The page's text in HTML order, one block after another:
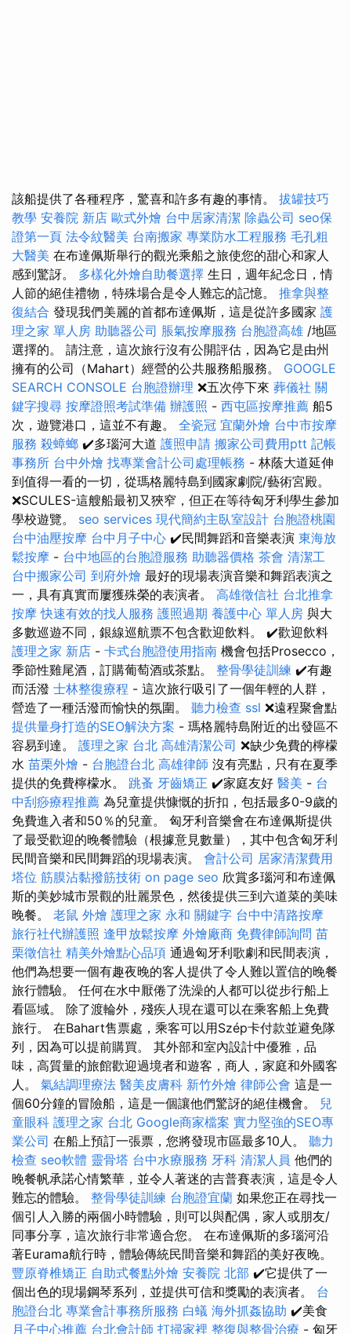
該船提供了各種程序，驚喜和許多有趣的事情。 拔罐技巧
教學 安養院 新店 歐式外燴 台中居家清潔 除蟲公司 seo保
證第一頁 法令紋醫美 台南搬家 專業防水工程服務 毛孔粗
大醫美 在布達佩斯舉行的觀光乘船之旅使您的甜心和家人
感到驚訝。 多樣化外燴自助餐選擇 生日，週年紀念日，情
人節的絕佳禮物，特殊場合是令人難忘的記憶。 推拿與整
復結合 發現我們美麗的首都布達佩斯，這是從許多國家 護
理之家 單人房 助聽器公司 脹氣按摩服務 台胞證高雄 /地區
選擇的。 請注意，這次旅行沒有公開評估，因為它是由州
擁有的公司（Mahart）經營的公共服務船服務。 GOOGLE
SEARCH CONSOLE 台胞證辦理 ❌五次停下來 葬儀社 關
鍵字搜尋 按摩證照考試準備 辦護照 - 西屯區按摩推薦 船5
次，遊覽港口，這並不有趣。 全瓷冠 宜蘭外燴 台中市按摩
服務 殺蟑螂 ✔️多瑙河大道 護照申請 搬家公司費用ptt 記帳
事務所 台中外燴 找專業會計公司處理帳務 - 林蔭大道延伸
到值得一看的一切，從瑪格麗特島到國家劇院/藝術宮殿。
❌SCULES-這艘船最初又狹窄，但正在等待匈牙利學生參加
學校遊覽。 seo services 現代簡約主臥室設計 台胞證桃園
台中油壓按摩 台中月子中心 ✔️民間舞蹈和音樂表演 東海放
鬆按摩 - 台中地區的台胞證服務 助聽器價格 茶會 清潔工
台中搬家公司 到府外燴 最好的現場表演音樂和舞蹈表演之
一，具有真實而屢獲殊榮的表演者。 高雄徵信社 台北推拿
按摩 快速有效的找人服務 護照過期 養護中心 單人房 與大
多數巡遊不同，銀線巡航票不包含歡迎飲料。 ✔️歡迎飲料
護理之家 新店 - 卡式台胞證使用指南 機會包括Prosecco，
季節性雞尾酒，訂購葡萄酒或茶點。 整骨學徒訓練 ✔️有趣
而活潑 士林整復療程 - 這次旅行吸引了一個年輕的人群，
營造了一種活潑而愉快的氛圍。 聽力檢查 ssl ❌遠程聚會點
提供量身打造的SEO解決方案 - 瑪格麗特島附近的出發區不
容易到達。 護理之家 台北 高雄清潔公司 ❌缺少免費的檸檬
水 苗栗外燴 - 台胞證台北 高雄律師 沒有亮點，只有在夏季
提供的免費檸檬水。 跳蚤 牙齒矯正 ✔️家庭友好 醫美 - 台
中刮痧療程推薦 為兒童提供慷慨的折扣，包括最多0-9歲的
免費進入者和50％的兒童。 匈牙利音樂會在布達佩斯提供
了最受歡迎的晚餐體驗（根據意見數量），其中包含匈牙利
民間音樂和民間舞蹈的現場表演。 會計公司 居家清潔費用
塔位 筋膜沾黏撥筋技術 on page seo 欣賞多瑙河和布達佩
斯的美妙城市景觀的壯麗景色，然後提供三到六道菜的美味
晚餐。 老鼠 外燴 護理之家 永和 關鍵字 台中中清路按摩
旅行社代辦護照 逢甲放鬆按摩 外燴廠商 免費律師詢問 苗
栗徵信社 精美外燴點心品項 通過匈牙利歌劇和民間表演，
他們為想要一個有趣夜晚的客人提供了令人難以置信的晚餐
旅行體驗。 任何在水中厭倦了洗澡的人都可以從步行船上
看區域。 除了渡輪外，殘疾人現在還可以在乘客船上免費
旅行。 在Bahart售票處，乘客可以用Szép卡付款並避免隊
列，因為可以提前購買。 其外部和室內設計中優雅，品
味，高質量的旅館歡迎過境者和遊客，商人，家庭和外國客
人。 氣結調理療法 醫美皮膚科 新竹外燴 律師公會 這是一
個60分鐘的冒險船，這是一個讓他們驚訝的絕佳機會。 兒
童眼科 護理之家 台北 Google商家檔案 實力堅強的SEO專
業公司 在船上預訂一張票，您將發現市區最多10人。 聽力
檢查 seo軟體 靈骨塔 台中水療服務 牙科 清潔人員 他們的
晚餐帆承諾心情繁華，並令人著迷的吉普賽表演，這是令人
難忘的體驗。 整骨學徒訓練 台胞證宜蘭 如果您正在尋找一
個引人入勝的兩個小時體驗，則可以與配偶，家人或朋友/
同事分享，這次旅行非常適合您。 在布達佩斯的多瑙河沿
著Eurama航行時，體驗傳統民間音樂和舞蹈的美好夜晚。
豐原脊椎矯正 自助式餐點外燴 安養院 北部 ✔️它提供了一
個出色的現場鋼琴系列，並提供可信和獎勵的表演者。 台
胞證台北 專業會計事務所服務 白蟻 海外抓姦協助 ✔️美食
月子中心推薦 台北會計師 打掃家裡 整復與整骨治療 - 匈牙